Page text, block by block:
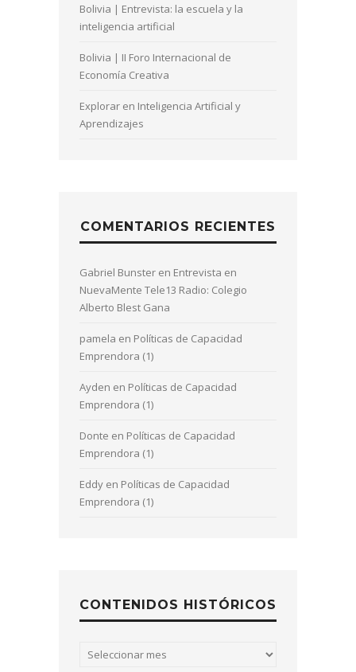
Bolivia | Entrevista: la escuela y la
inteligencia artificial
Bolivia | II Foro Internacional de
Economía Creativa
Explorar en Inteligencia Artificial y
Aprendizajes
COMENTARIOS RECIENTES
Gabriel Bunster en Entrevista en
NuevaMente Tele13 Radio: Colegio
Alberto Blest Gana
pamela en Políticas de Capacidad
Emprendora (1)
Ayden en Políticas de Capacidad
Emprendora (1)
Donte en Políticas de Capacidad
Emprendora (1)
Eddy en Políticas de Capacidad
Emprendora (1)
CONTENIDOS HISTÓRICOS
Contenidos